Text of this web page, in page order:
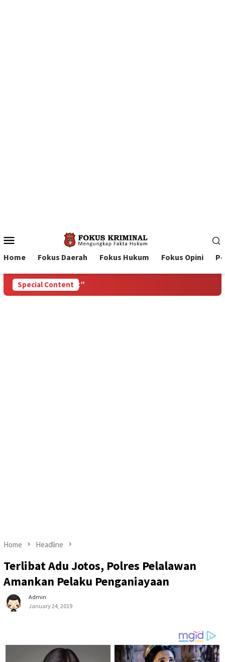
Menu
Home Fokus Daerah Fokus Hukum Fokus Opini
Special Content
Home Headline
Terlibat Adu Jotos, Polres Pelalawan
Amankan Pelaku Penganiayaan
Admin
January 24, 2019